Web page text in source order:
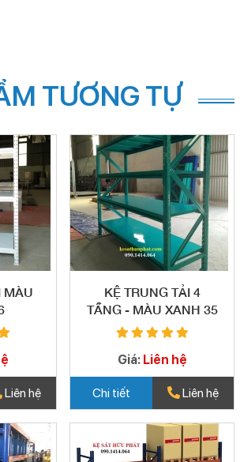
TƯƠNG TỰ
MÀU
Liên hệ
KỆ TRUNG TẢI 4
TẦNG - MÀU XANH 35
Giá: Liên hệ
Chi tiết Liên hệ